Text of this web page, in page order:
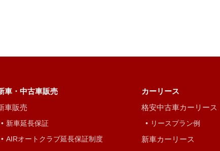
車・中古車販売
車販売
新車延長保証
AIRオートクラブ延長保証制度
カーリース
格安中古車カーリース
リースプラン例
新車カーリース